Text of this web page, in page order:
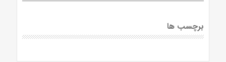
برچسب ها